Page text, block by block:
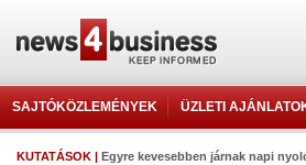
SAJTÓKÖZLEMÉNYEK ÜZLETI
KUTATÁSOK | Egyre kevesebben járnak napi